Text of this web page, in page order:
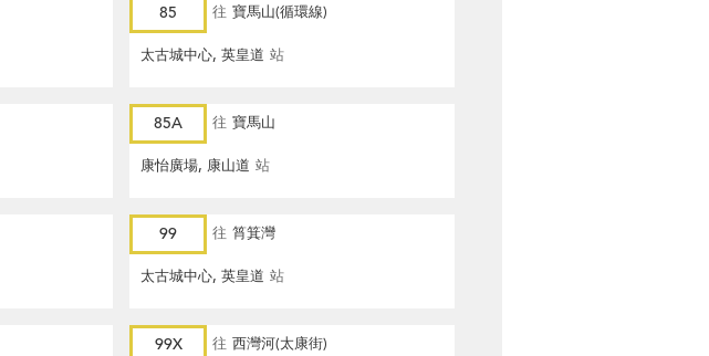
85 往 寶馬山(循環線)
太古城中心, 英皇道 站
85A 往 寶馬山
康怡廣場, 康山道 站
99 往 筲箕灣
太古城中心, 英皇道 站
99X 往 西灣河(太康街)